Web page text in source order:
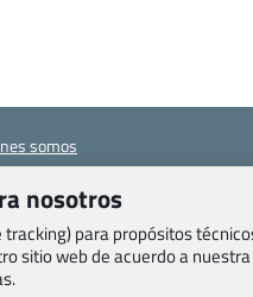
somos
Visado, Salud y otras
Viajes.com
de agencias
nosotros
para propósitos
sitio web de acuerdo a nuestra